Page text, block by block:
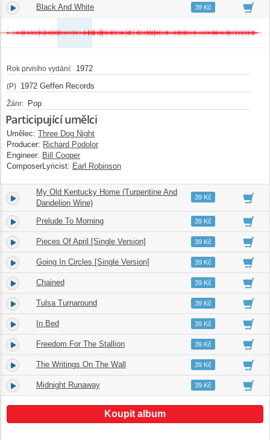
1. Black And White 03:4739 Kč
Rok prvního vydání: 1972
(P) 1972 Geffen Records
Žánr: Pop
Participující umělci
Umělec: Three Dog Night
Producer: Richard Podolor
Engineer: Bill Cooper
ComposerLyricist: Earl Robinson
2.
My Old Kentucky Home (Turpentine And
Dandelion Wine)
03:0539 Kč
3. Prelude To Morning 02:0539 Kč
4. Pieces Of April [Single Version] 04:1339 Kč
5. Going In Circles [Single Version] 03:0539 Kč
6. Chained 05:1039 Kč
7. Tulsa Turnaround 03:3839 Kč
8. In Bed 03:5639 Kč
9. Freedom For The Stallion 03:3939 Kč
10. The Writings On The Wall 03:1239 Kč
11. Midnight Runaway 05:2539 Kč
Koupit album